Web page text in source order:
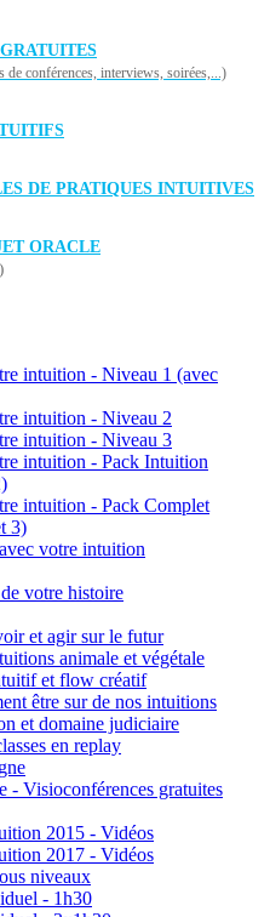
de conférences, interviews, soirées,...)
DE PRATIQUES INTUITIVES
ORACLE
intuition - Niveau 1 (avec
intuition - Niveau 2
intuition - Niveau 3
intuition - Pack Intuition
intuition - Pack Complet
3)
votre intuition
votre histoire
et agir sur le futur
animale et végétale
et flow créatif
être sur de nos intuitions
et domaine judiciaire
en replay
- Visioconférences gratuites
2015 - Vidéos
2017 - Vidéos
niveaux
- 1h30